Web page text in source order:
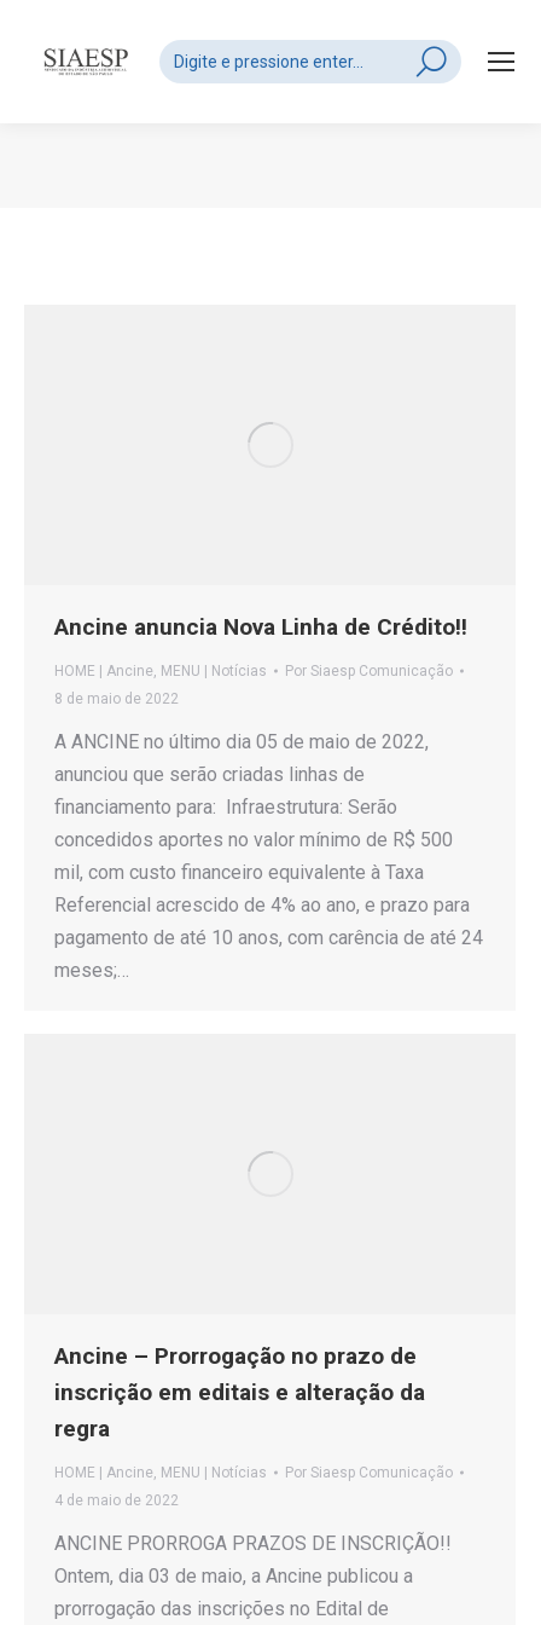
Search:
Ancine anuncia Nova Linha de Crédito!!
HOME | Ancine, MENU | Notícias Por Siaesp Comunicação
8 de maio de 2022
A ANCINE no último dia 05 de maio de 2022,
anunciou que serão criadas linhas de
financiamento para: Infraestrutura: Serão
concedidos aportes no valor mínimo de R$ 500
mil, com custo financeiro equivalente à Taxa
Referencial acrescido de 4% ao ano, e prazo para
pagamento de até 10 anos, com carência de até 24
meses;…
Ancine – Prorrogação no prazo de
inscrição em editais e alteração da
regra
HOME | Ancine, MENU | Notícias Por Siaesp Comunicação
4 de maio de 2022
ANCINE PRORROGA PRAZOS DE INSCRIÇÃO!!
Ontem, dia 03 de maio, a Ancine publicou a
prorrogação das inscrições no Edital de